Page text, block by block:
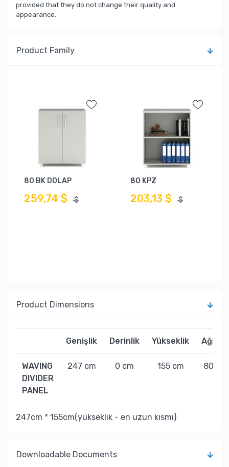
provided that they do not change their quality and
appearance.
Product Family
80 BK DOLAP
259,74 $ $
80 KPZ
203,13 $ $
Product Dimensions
Genişlik Derinlik Yükseklik Ağırlık
WAVING
DIVIDER
PANEL
247 cm 0 cm 155 cm 80 kg
247cm * 155cm(yükseklik - en uzun kısmı)
Downloadable Documents